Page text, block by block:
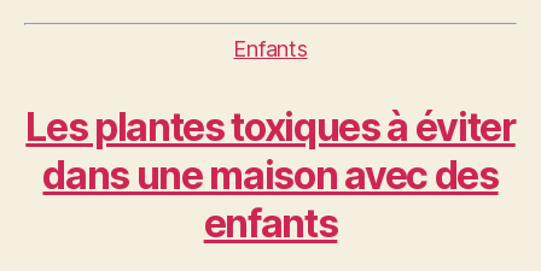
Catégories
Enfants
Les plantes toxiques à éviter
dans une maison avec des
enfants